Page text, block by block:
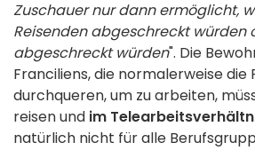
Zuschauer nur dann ermöglicht,
Reisenden abgeschreckt würden
abgeschreckt würden". Die
Franciliens, die normalerweise die
durchqueren, um zu arbeiten,
reisen und im
natürlich nicht für alle